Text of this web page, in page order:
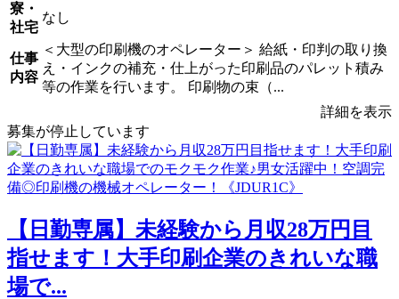
寮・
社宅
なし
仕事
内容
＜大型の印刷機のオペレーター＞ 給紙・印判の取り換
え・インクの補充・仕上がった印刷品のパレット積み
等の作業を行います。 印刷物の束（...
詳細を表示
募集が停止しています
【日勤専属】未経験から月収28万円目
指せます！大手印刷企業のきれいな職
場で...